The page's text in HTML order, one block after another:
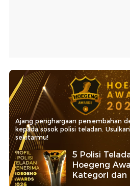
Ajang penghargaan persembahan
kepada sosok polisi teladan.
sekitarmu!
5 Polisi
Hoegeng
Kategori dan